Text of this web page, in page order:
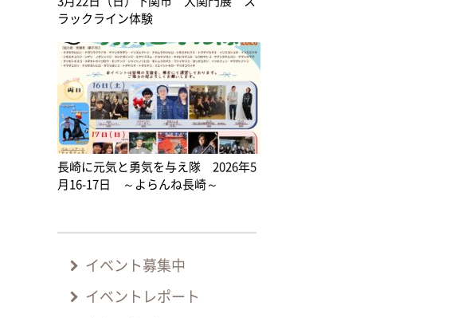
ラックライン体験
長崎に元気と勇気を与え隊 2026年5
月16-17日 ～よらんね長崎～
イベント募集中
イベントレポート